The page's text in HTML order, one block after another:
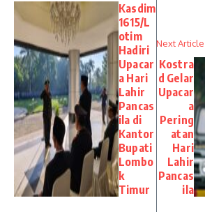
Kasdim
1615/L
otim
Hadiri
Upacar
a Hari
Lahir
Pancas
ila di
Kantor
Bupati
Lombo
k
Timur
Next Article
Kostra
d Gelar
Upacar
a
Pering
atan
Hari
Lahir
Pancas
ila